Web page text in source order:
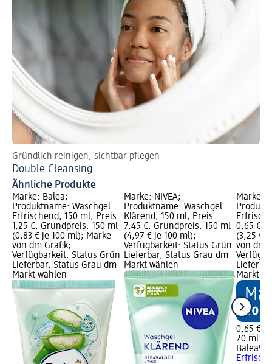
Gründlich reinigen, sichtbar pflegen
Double Cleansing
Ähnliche Produkte
Marke: Balea;
Produktname: Waschgel
Erfrischend, 150 ml; Preis:
1,25 €; Grundpreis: 150 ml
(0,83 € je 100 ml); Marke
von dm Grafik;
Verfügbarkeit: Status Grün
Lieferbar, Status Grau dm
Markt wählen
Marke: NIVEA;
Produktname: Waschgel
Klärend, 150 ml; Preis:
7,45 €; Grundpreis: 150 ml
(4,97 € je 100 ml);
Verfügbarkeit: Status Grün
Lieferbar, Status Grau dm
Markt wählen
Marke:
0,65 €;
(3,25 €
von dm
Markt
0,65 €
20 ml
Balea